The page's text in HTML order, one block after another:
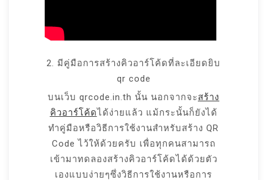
2. มีคู่มือการสร้างคิวอาร์โค้ดที่ละเอียดยิบ
qr code
บนเว็บ qrcode.in.th นั้น นอกจากจะสร้าง
คิวอาร์โค้ดได้ง่ายแล้ว แม้กระนั้นก็ยังได้
ทำคู่มือหรือวิธีการใช้งานสำหรับสร้าง QR
Code ไว้ให้ด้วยครับ เพื่อทุกคนสามารถ
เข้ามาทดลองสร้างคิวอาร์โค้ดได้ด้วยตัว
เองแบบง่ายๆซึ่งวิธีการใช้งานหรือการ